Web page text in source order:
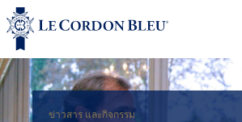
ข่าวสาร และกิจกรรม